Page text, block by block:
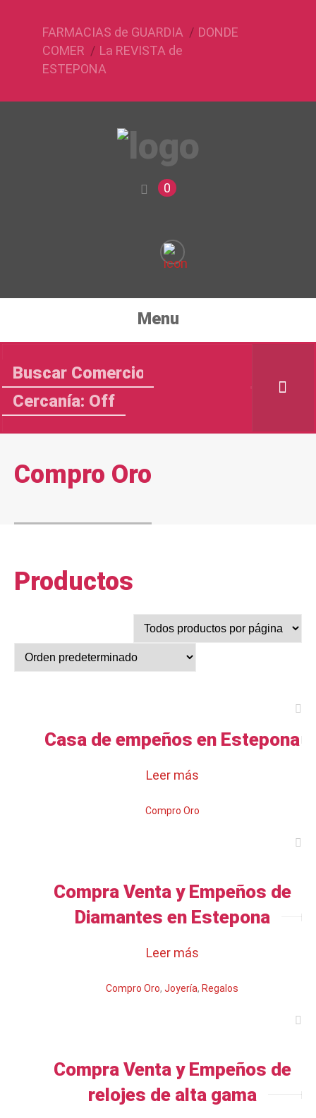
FARMACIAS de GUARDIA
DONDE
COMER
La REVISTA de
ESTEPONA
0
Menu
Cercanía: Off
Compro Oro
Productos
Casa de empeños en Estepona
Leer más
Compro Oro
Compra Venta y Empeños de
Diamantes en Estepona
Leer más
Compro Oro, Joyería, Regalos
Compra Venta y Empeños de
relojes de alta gama